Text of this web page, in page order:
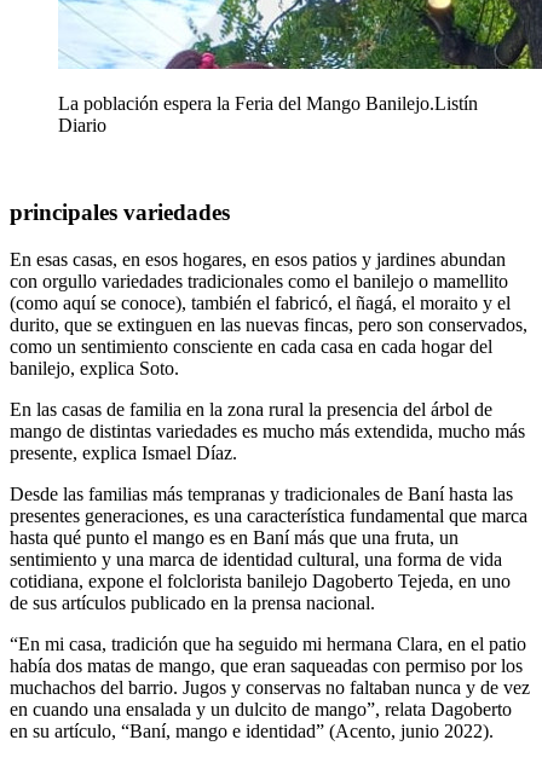
La población espera la Feria del Mango Banilejo.Listín
Diario
principales variedades
En esas casas, en esos hogares, en esos patios y jardines abundan
con orgullo variedades tradicionales como el banilejo o mamellito
(como aquí se conoce), también el fabricó, el ñagá, el moraito y el
durito, que se extinguen en las nuevas fincas, pero son conservados,
como un sentimiento consciente en cada casa en cada hogar del
banilejo, explica Soto.
En las casas de familia en la zona rural la presencia del árbol de
mango de distintas variedades es mucho más extendida, mucho más
presente, explica Ismael Díaz.
Desde las familias más tempranas y tradicionales de Baní hasta las
presentes generaciones, es una característica fundamental que marca
hasta qué punto el mango es en Baní más que una fruta, un
sentimiento y una marca de identidad cultural, una forma de vida
cotidiana, expone el folclorista banilejo Dagoberto Tejeda, en uno
de sus artículos publicado en la prensa nacional.
“En mi casa, tradición que ha seguido mi hermana Clara, en el patio
había dos matas de mango, que eran saqueadas con permiso por los
muchachos del barrio. Jugos y conservas no faltaban nunca y de vez
en cuando una ensalada y un dulcito de mango”, relata Dagoberto
en su artículo, “Baní, mango e identidad” (Acento, junio 2022).